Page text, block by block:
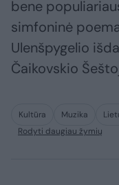
bene
simfoninė
Ulenšpygelio
Čaikovskio
Kultūra Muzika
Rodyti daugiau žymių